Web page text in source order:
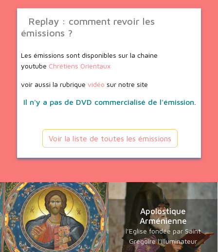
Replay : comment revoir les
émissions ?
Les émissions sont disponibles sur la chaine
youtube Chrétiens Orientaux
voir aussi la rubrique vidéo sur notre site
Il n'y a pas de DVD commercialisé de l'émission.
Voir la liste de toutes les émissions
Apolostique
Arménienne
l’Eglise fondée par Saint
Grégoire l’Illuminateur